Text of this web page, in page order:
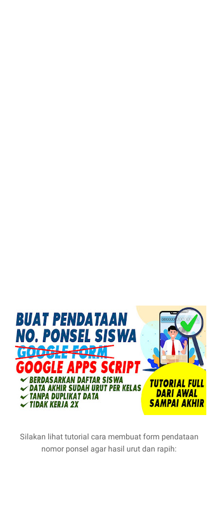
Silakan lihat tutorial cara membuat form pendataan
nomor ponsel agar hasil urut dan rapih: